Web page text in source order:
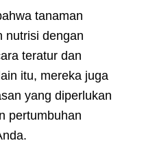
tanaman
nutrisi dengan
teratur dan
itu, mereka juga
yang diperlukan
pertumbuhan